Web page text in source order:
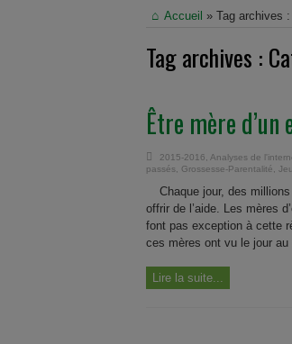
Accueil » Tag archives
Tag archives :
Être mère
2015-2016 Analyses de
passés
Grossesse-Parentalité
Chaque jour, des
offrir de l’aide. Les mères
font pas exception à cette
ces mères ont vu le jour
Lire la suite...